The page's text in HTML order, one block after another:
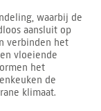
waarbij de
aansluit op
verbinden het
vloeiende
het
de
klimaat.